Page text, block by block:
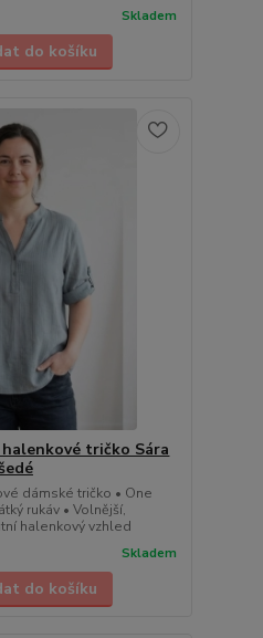
Skladem
do košíku
tričko Sára
dámské tričko • One
rukáv • Volnější,
halenkový vzhled
Skladem
do košíku